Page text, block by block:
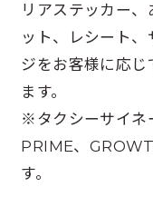
リアステッカー
ット、レシート
ジをお客様に応じ
ます。
※タクシーサイネ
PRIME、
す。